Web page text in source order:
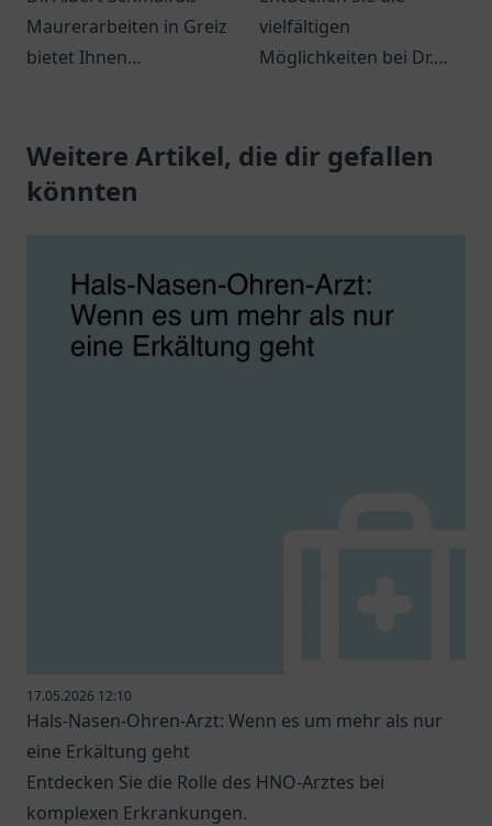
Maurerarbeiten in Greiz
bietet Ihnen
Renovierungen und
Sanierungen.
vielfältigen
Möglichkeiten bei Dr.
persönliche
Gesundheitsversorgung.
Weitere Artikel, die dir gefallen
könnten
17.05.2026 12:10
Hals-Nasen-Ohren-Arzt: Wenn es um mehr als nur
eine Erkältung geht
Entdecken Sie die Rolle des HNO-Arztes bei
komplexen Erkrankungen.